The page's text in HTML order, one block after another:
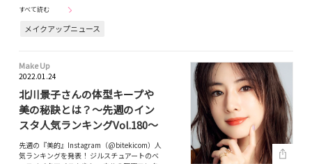
すべて読む
メイクアップニュース
Make Up
2022.01.24
北川景子さんの体型キープや
美の秘訣とは？～先週のイン
スタ人気ランキングVol.180～
先週の『美的』Instagram（@bitekicom）人
気ランキングを発表！ ジルスチュアートのベ